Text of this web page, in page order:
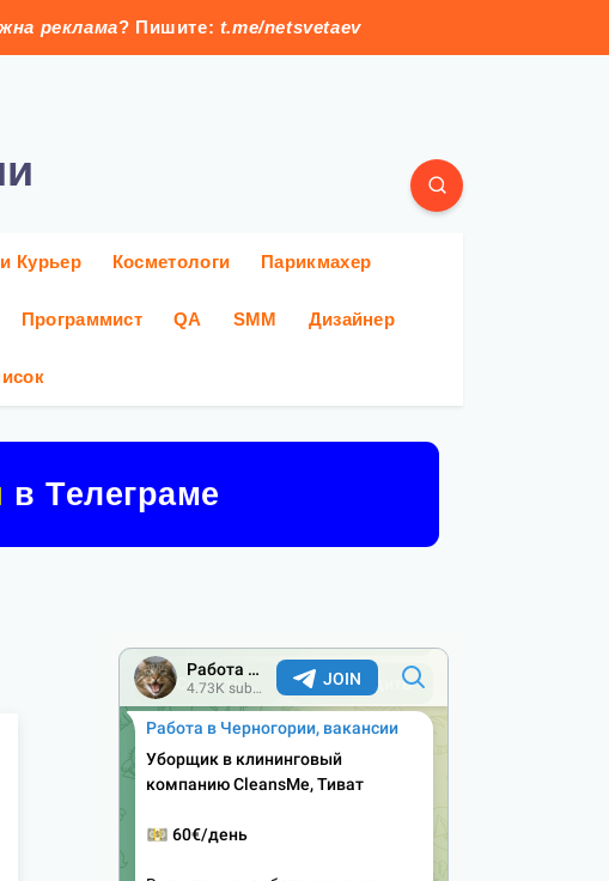
реклама? Пишите: t.me/netsvetaev
Курьер Косметологи Парикмахер
Программист QA SMM Дизайнер
в Телеграме